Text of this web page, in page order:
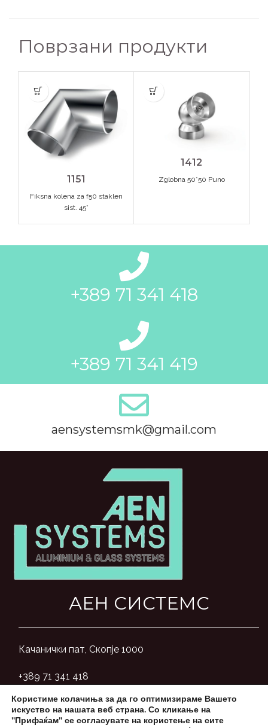
Поврзани продукти
1151
Fiksna kolena za f50 staklen
sist. 45*
1412
Zglobna 50*50 Puno
+389 71 341 418
+389 71 341 419
aensystemsmk@gmail.com
АЕН СИСТЕМС
Качанички пат, Скопје 1000
+389 71 341 418
aensystemsmk@gmail.com
Користиме колачиња за да го оптимизираме Вашето
искуство на нашата веб страна. Со кликање на
"Прифаќам" се согласувате на користење на сите